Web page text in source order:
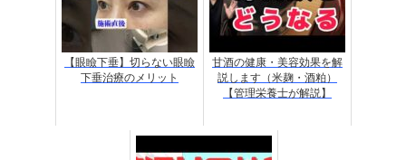
【眼瞼下垂】切らない眼瞼
下垂治療のメリット
甘酒の健康・美容効果を解
説します（米麹・酒粕）
【管理栄養士が解説】